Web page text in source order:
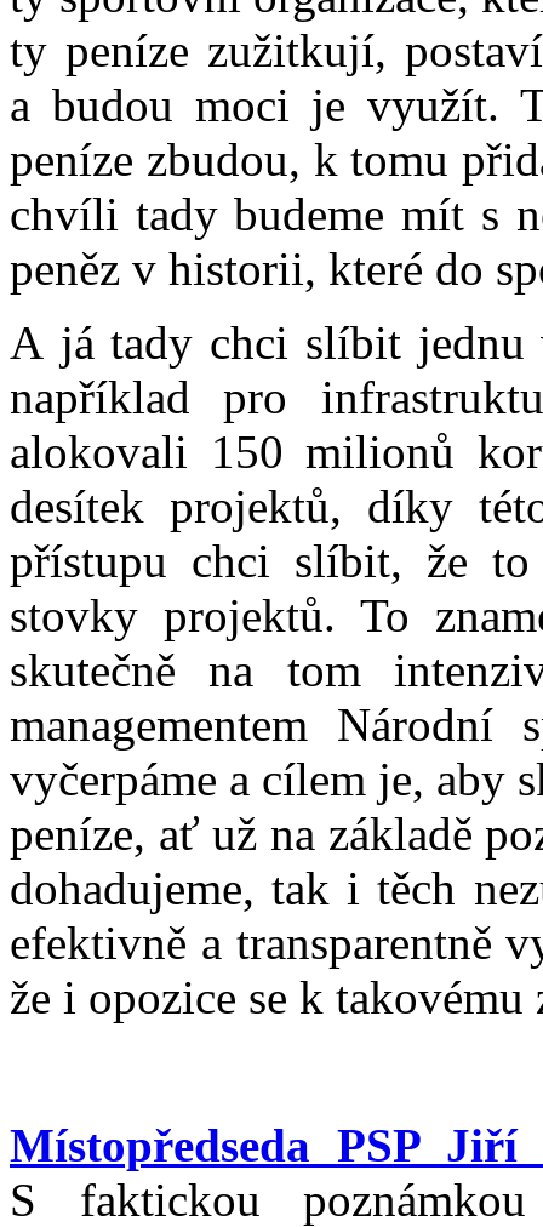
ty peníze zužitkují,
a budou moci je využít.
peníze zbudou, k tomu
chvíli tady budeme mít s
peněz v historii, které do
A já tady chci slíbit
například pro
alokovali 150 milionů
desítek projektů, díky
přístupu chci slíbit, že
stovky projektů. To
skutečně na tom
managementem
vyčerpáme a cílem je, aby
peníze, ať už na základě
dohadujeme, tak i těch
efektivně a transparentně
že i opozice se k
Místopředseda PSP Jiří
S faktickou